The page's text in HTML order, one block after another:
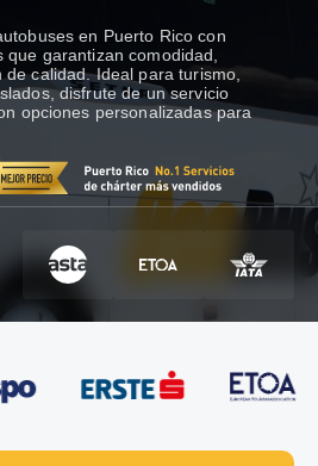
Show dropdown
en Puerto Rico con
garantizan comodidad,
calidad. Ideal para turismo,
disfrute de un servicio
opciones personalizadas para